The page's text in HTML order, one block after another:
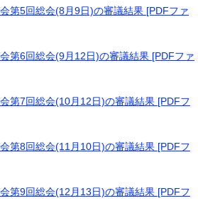
第5回総会(8月9日)の審議結果 [PDFファ
第6回総会(9月12日)の審議結果 [PDFファ
第7回総会(10月12日)の審議結果 [PDFフ
第8回総会(11月10日)の審議結果 [PDFフ
第9回総会(12月13日)の審議結果 [PDFフ